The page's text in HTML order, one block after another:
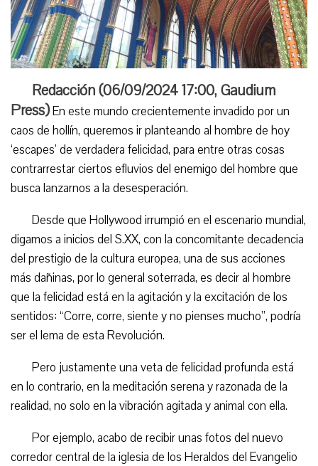
Redacción (06/09/2024 17:00, Gaudium
Press)En este mundo crecientemente invadido por un
caos de hollín, queremos ir planteando al hombre de hoy
‘escapes’ de verdadera felicidad, para entre otras cosas
contrarrestar ciertos efluvios del enemigo del hombre que
busca lanzarnos a la desesperación.
Desde que Hollywood irrumpió en el escenario mundial,
digamos a inicios del S.XX, con la concomitante decadencia
del prestigio de la cultura europea, una de sus acciones
más dañinas, por lo general soterrada, es decir al hombre
que la felicidad está en la agitación y la excitación de los
sentidos: “Corre, corre, siente y no pienses mucho”, podría
ser el lema de esta Revolución.
Pero justamente una veta de felicidad profunda está
en lo contrario, en la meditación serena y razonada de la
realidad, no solo en la vibración agitada y animal con ella.
Por ejemplo, acabo de recibir unas fotos del nuevo
corredor central de la iglesia de los Heraldos del Evangelio